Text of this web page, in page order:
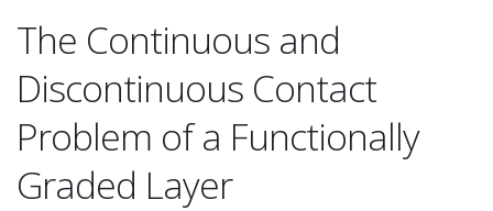
The Continuous and
Discontinuous Contact
Problem of a Functionally
Graded Layer